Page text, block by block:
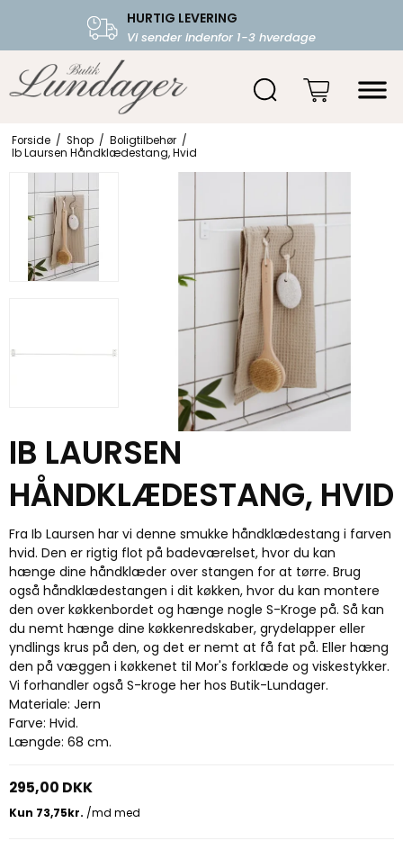
HURTIG LEVERING
Vi sender indenfor 1-3 hverdage
FRI FRAGT OVER 599.-
Starter fra 39,-
Forside / Shop / Boligtilbehør /
Ib Laursen Håndklædestang, Hvid
IB LAURSEN
HÅNDKLÆDESTANG, HVID
Fra Ib Laursen har vi denne smukke håndklædestang i farven
hvid. Den er rigtig flot på badeværelset, hvor du kan
hænge dine håndklæder over stangen for at tørre. Brug
også håndklædestangen i dit køkken, hvor du kan montere
den over køkkenbordet og hænge nogle S-Kroge på. Så kan
du nemt hænge dine køkkenredskaber, grydelapper eller
yndlings krus på den, og det er nemt at få fat på. Eller hæng
den på væggen i køkkenet til Mor's forklæde og viskestykker.
Vi forhandler også S-kroge her hos Butik-Lundager.
Materiale: Jern
Farve: Hvid.
Længde: 68 cm.
295,00 DKK